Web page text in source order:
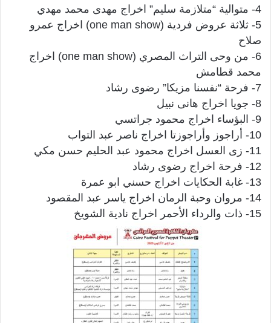
4- متوالية “متلازمة سليم” اخراج مهدى محمد مهدي
5- ثلاثة عروض فردية (one man show) اخراج عمرو
صلاح
6- من وحى التراث المصري (one man show) اخراج
محمد قطامش
7- فرحة “نفسنا مزيكا” رضوى رشاد
8- جويا اخراج هانى نبيل
9- البؤساء اخراج محمود جراتسي
10- أراجوز وأراجوزتا اخراج ناصر عبد التواب
11- زى العسل اخراج محمود عبد الحليم حسن مكي
12- فرحة اخراج رضوى رشاد
13- غابة الحكايات اخراج حسني ابو عمرة
14- مروان وحبة الرمان اخراج ياسر عبد المقصود
15- ذات والرداء الأحمر اخراج نادية الشويخ